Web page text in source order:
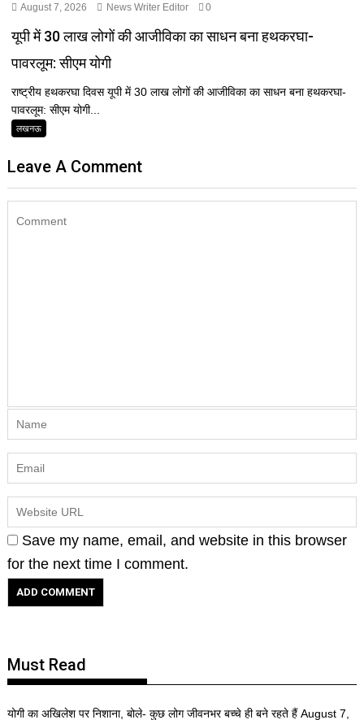
August 7, 2026 News Writer Editor 0
यूपी में 30 लाख लोगों की आजीविका का साधन बना हथकरघा-
पावरलूम: सीएम योगी
राष्ट्रीय हथकरघा दिवस यूपी में 30 लाख लोगों की आजीविका का साधन बना हथकरघा-
पावरलूम: सीएम योगी...
लखनऊ
Leave A Comment
Save my name, email, and website in this browser
for the next time I comment.
Must Read
योगी का अखिलेश पर निशाना, बोले- कुछ लोग जीवनभर बच्चे ही बने रहते हैं August 7,